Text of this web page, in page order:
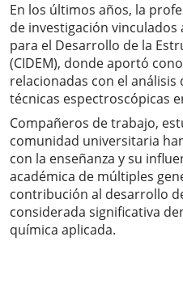
En los últimos años, la
de investigación vinculados
para el Desarrollo de la
(CIDEM), donde aportó
relacionadas con el
técnicas espectroscópicas
Compañeros de trabajo,
comunidad universitaria
con la enseñanza y su
académica de múltiples
contribución al desarrollo
considerada significativa
química aplicada.